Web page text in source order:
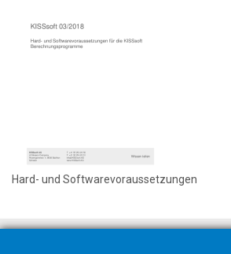
Hard- und Softwarevoraussetzungen